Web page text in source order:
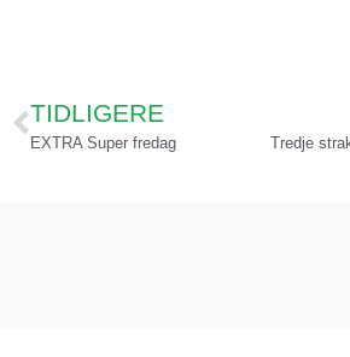
TIDLIGERE
EXTRA Super fredag